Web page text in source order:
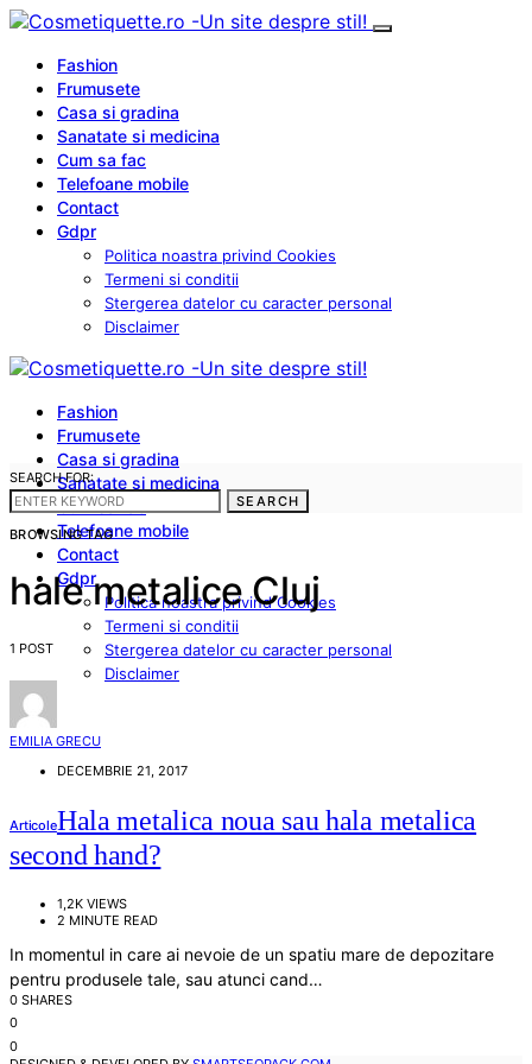
Fashion
Frumusete
Casa si gradina
Sanatate si medicina
Cum sa fac
Telefoane mobile
Contact
Gdpr
Politica noastra privind Cookies
Termeni si conditii
Stergerea datelor cu caracter personal
Disclaimer
Fashion
Frumusete
Casa si gradina
Sanatate si medicina
Cum sa fac
Telefoane mobile
Contact
Gdpr
Politica noastra privind Cookies
Termeni si conditii
Stergerea datelor cu caracter personal
Disclaimer
SEARCH FOR:
SEARCH
BROWSING TAG
hale metalice Cluj
1 POST
EMILIA GRECU
DECEMBRIE 21, 2017
ArticoleHala metalica noua sau hala metalica
second hand?
1,2K VIEWS
2 MINUTE READ
In momentul in care ai nevoie de un spatiu mare de depozitare
pentru produsele tale, sau atunci cand…
0 SHARES
0
0